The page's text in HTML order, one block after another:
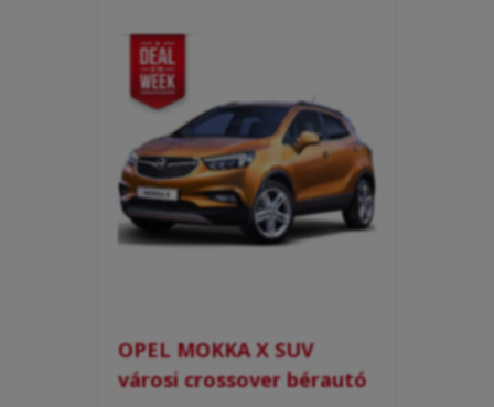
OPEL MOKKA X SUV
városi crossover bérautó